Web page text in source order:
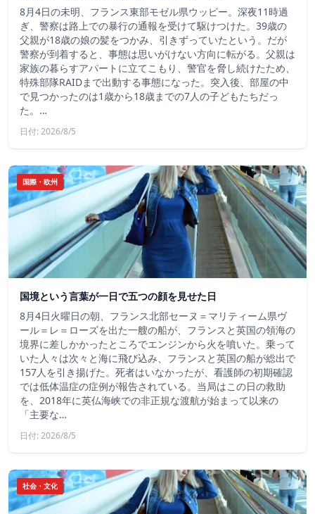
8月4日の未明、フランス東部モゼル県ウッピー。深夜11時過
ぎ、警察は路上での暴行の通報を受けて駆けつけた。39歳の
父親が18歳の娘の髪をつかみ、引きずっていたという。だが
警察が到着すると、事態は思いがけない方向に転がる。父親は
家族の暮らすアパートに立てこもり、警官を脅し続けたため、
特殊部隊RAIDまで出動する事態になった。突入後、部屋の中
で見つかったのは1歳から18歳までの7人の子どもたちだっ
た。…
日付: 2026/8/5
国際・欧州
国境という言葉が一日で五つの顔を見せた日
8月4日火曜日の朝、フランス北部セーヌ＝マリティーム県ヴ
ール＝レ＝ローズを出た一艘の船が、フランスと英国の領海の
境界に差しかかったところでエンジンから火を噴いた。乗って
いた人々は次々と海に飛び込み、フランスと英国の船が総出で
157人を引き揚げた。死者はいなかったが、看護師の初期確認
では低体温症の症例が報告されている。当局はこの日の救助
を、2018年に英仏海峡での非正規な渡航が始まって以来の
「主要な…
日付: 2026/8/5
社会・文化